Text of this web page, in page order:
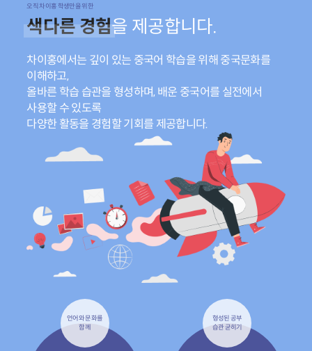
오직 차이홍 학생만을 위한
색다른 경험을 제공합니다.
차이홍에서는 깊이 있는 중국어 학습을 위해 중국문화를
이해하고,
올바른 학습 습관을 형성하며, 배운 중국어를 실전에서
사용할 수 있도록
다양한 활동을 경험할 기회를 제공합니다.
언어와 문화를
함께
형성된 공부
습관 굳히기